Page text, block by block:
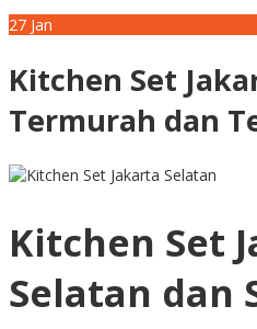
27 Jan
Kitchen Set
Termurah dan
Kitchen Set
Selatan dan